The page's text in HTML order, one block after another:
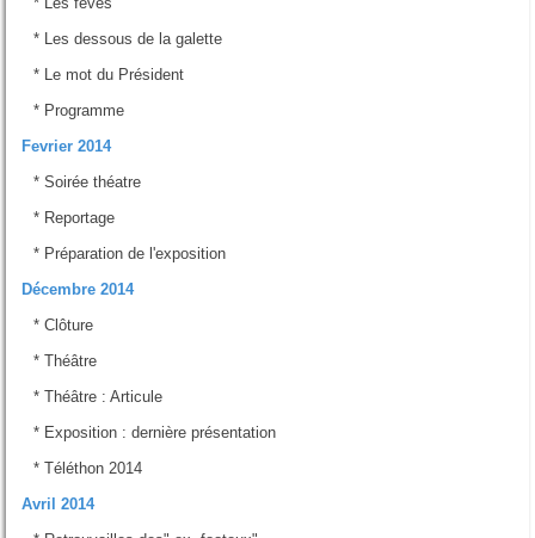
* Les dessous de la galette
* Le mot du Président
* Programme
Fevrier 2014
* Soirée théatre
* Reportage
* Préparation de l'exposition
Décembre 2014
* Clôture
* Théâtre
* Théâtre : Articule
* Exposition : dernière présentation
* Téléthon 2014
Avril 2014